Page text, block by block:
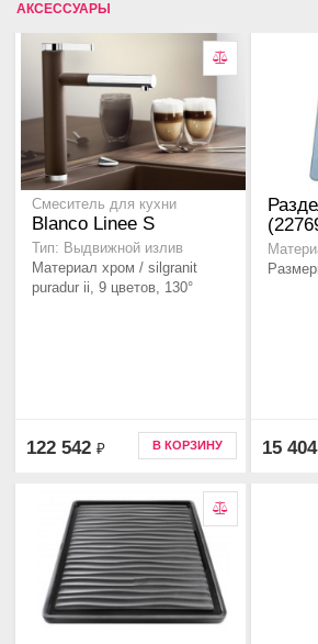
АКСЕССУАРЫ
Смеситель для кухни
Blanco Linee S
Тип: Выдвижной излив
Материал хром / silgranit
puradur ii, 9 цветов, 130°
122 542 ₽ В КОРЗИНУ 15 404